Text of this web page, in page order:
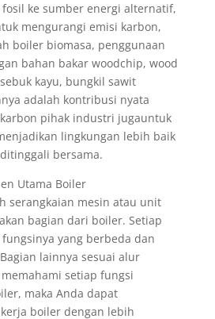
ke sumber energi alternatif,
mengurangi emisi karbon,
boiler biomasa, penggunaan
bahan bakar woodchip, wood
kayu, bungkil sawit
adalah kontribusi nyata
pihak industri jugauntuk
lingkungan lebih baik
bersama.
Utama Boiler
serangkaian mesin atau unit
bagian dari boiler. Setiap
yang berbeda dan
lainnya sesuai alur
setiap fungsi
maka Anda dapat
boiler dengan lebih